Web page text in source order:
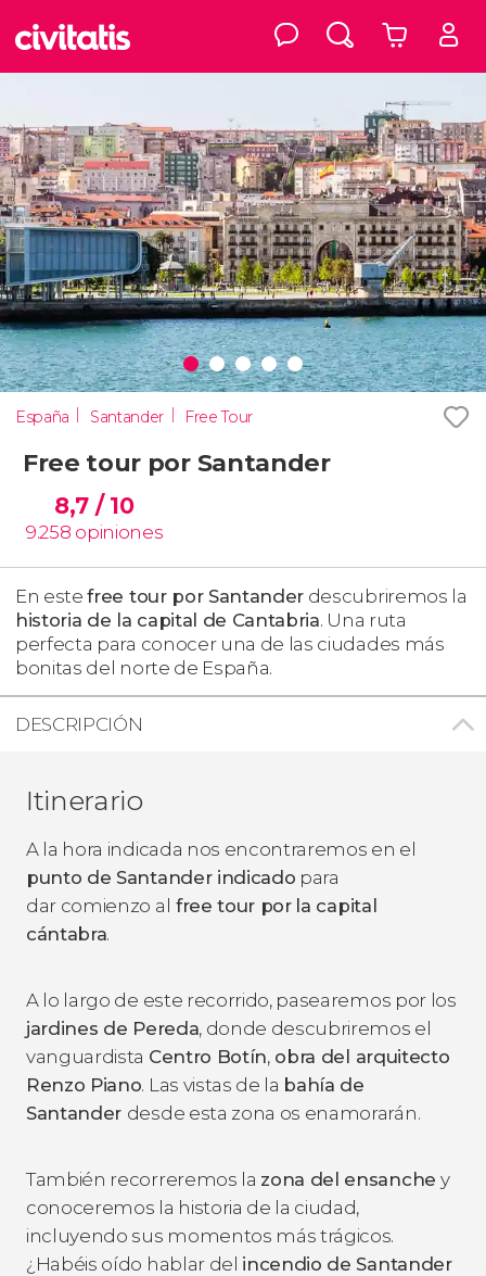
España Santander Free Tour
Free tour por Santander
8,7 / 10
9.258 opiniones
En estefree tour por Santander descubriremos la
historia de la capital de Cantabria. Una ruta
perfecta para conocer una de las ciudades más
bonitas del norte de España.
DESCRIPCIÓN
Itinerario
A la hora indicada nos encontraremos en el
punto de Santander indicado para
dar comienzo al free tour por la capital
cántabra.
A lo largo de este recorrido, pasearemos por los
jardines de Pereda, donde descubriremos el
vanguardista Centro Botín,obra del arquitecto
Renzo Piano. Las vistas de la bahía de
Santander desde esta zona os enamorarán.
También recorreremos la zona del ensanche y
conoceremos la historia de la ciudad,
incluyendo sus momentos más trágicos.
¿Habéis oído hablar del incendio de Santander